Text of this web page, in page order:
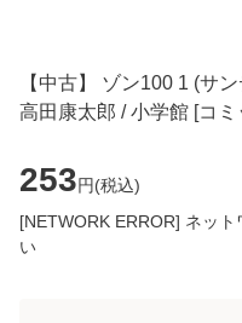
【中古】 ゾン100 1 (サ
高田康太郎 / 小学館 [コミ
253円(税込)
[NETWORK ERROR] ネッ
い